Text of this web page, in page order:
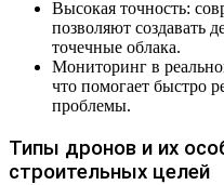
Высокая точность:
позволяют создавать
точечные облака.
Мониторинг в
что помогает быстро
проблемы.
Типы дронов и их
строительных целей